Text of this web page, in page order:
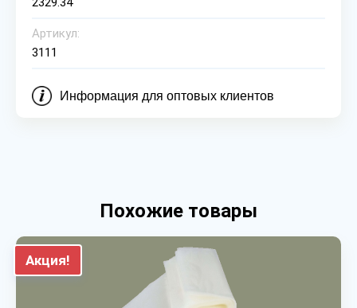
Артикул:
3111
Информация для оптовых клиентов
Похожие товары
Акция!